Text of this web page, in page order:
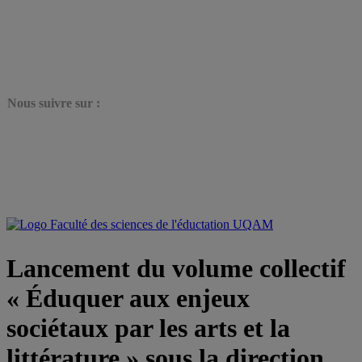
Nous suivre sur :
Lancement du volume collectif
« Éduquer aux enjeux
sociétaux par les arts et la